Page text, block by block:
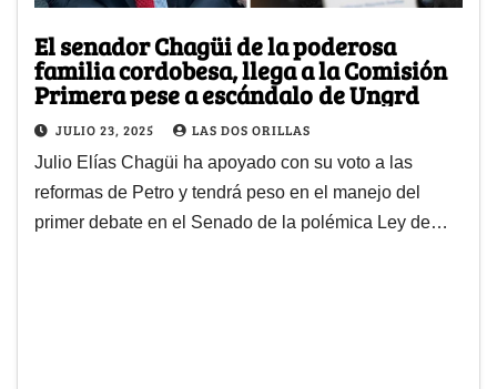
El senador Chagüi de la poderosa
familia cordobesa, llega a la Comisión
Primera pese a escándalo de Ungrd
JULIO 23, 2025 LAS DOS ORILLAS
Julio Elías Chagüi ha apoyado con su voto a las
reformas de Petro y tendrá peso en el manejo del
primer debate en el Senado de la polémica Ley de…